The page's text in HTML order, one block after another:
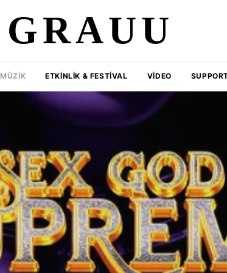
GRAUU
MÜZIK ETKINLIK & FESTIVAL VIDEO